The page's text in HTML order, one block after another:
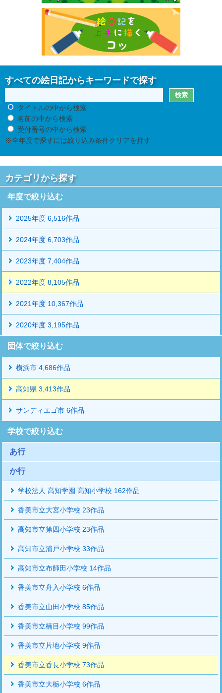
すべての絵日記からキーワードで探す
タイトルの中から検索
名前の中から検索
受付番号の中から検索
※全年度で探すには絞り込み条件クリアを押す
カテゴリから探す
年度で絞り込む
2025年度 6,516作品
2024年度 6,703作品
2023年度 7,404作品
2022年度 8,105作品
2021年度 10,367作品
2020年度 3,195作品
団体で絞り込む
横浜市 4,686作品
高知県 3,413作品
サンディエゴ市 6作品
学校で絞り込む
あ行
か行
学校法人 高知学園 高知小学校 162作品
香美市立大宮小学校 23作品
高知市立第四小学校 23作品
高知市立浦戸小学校 33作品
高知市立布師田小学校 14作品
香美市立舟入小学校 6作品
香美市立山田小学校 85作品
香美市立楠目小学校 99作品
香美市立片地小学校 9作品
香美市立香長小学校 73作品
香美市立大栃小学校 6作品